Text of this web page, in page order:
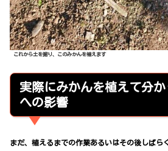
これから土を掘り、このみかんを植えます
実際にみかんを植えて分
への影響
まだ、植えるまでの作業あるいはその後しばら